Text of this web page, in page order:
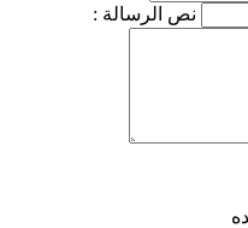
نص الرسالة :